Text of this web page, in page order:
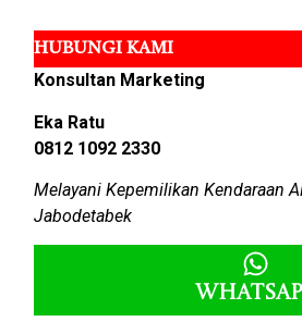
HUBUNGI KAMI
Konsultan Marketing
Eka Ratu
0812 1092 2330
Melayani Kepemilikan Kendaraan
Jabodetabek